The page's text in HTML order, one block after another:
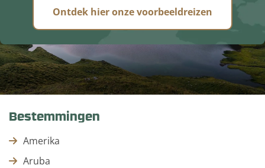
Ontdek hier onze voorbeeldreizen
Bestemmingen
Amerika
Aruba